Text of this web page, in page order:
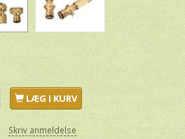
LÆG I KURV
Skriv anmeldelse